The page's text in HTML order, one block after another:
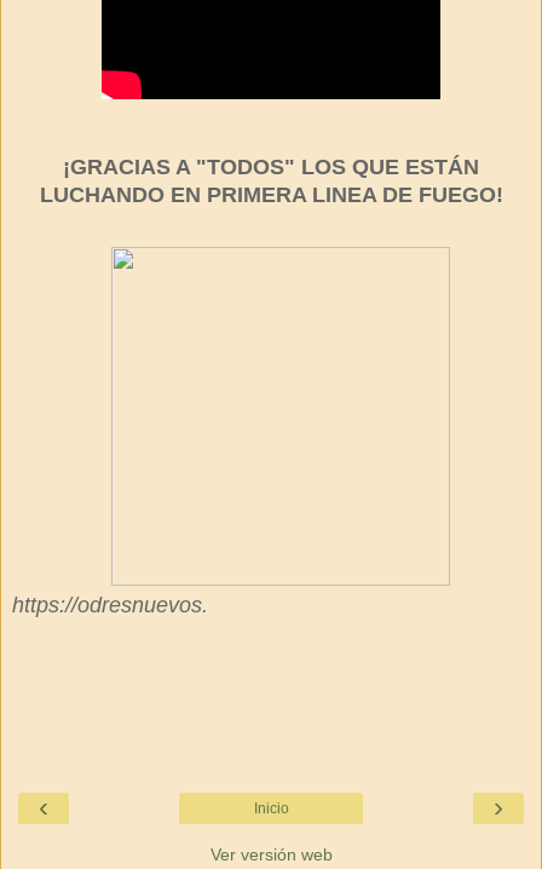
¡GRACIAS A "TODOS" LOS QUE ESTÁN
LUCHANDO EN PRIMERA LINEA DE FUEGO!
https://odresnuevos.
‹ ›
Inicio
Ver versión web